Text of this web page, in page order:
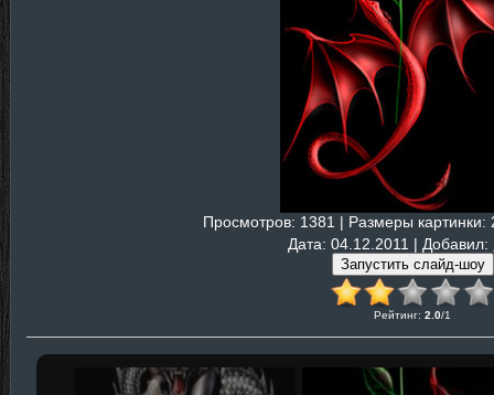
Просмотров: 1381 | Размеры картинки:
Дата: 04.12.2011 | Добавил:
Рейтинг: 2.0/1